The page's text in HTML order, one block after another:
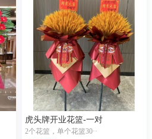
虎头牌开业花篮-一对
2个花篮，单个花篮30··